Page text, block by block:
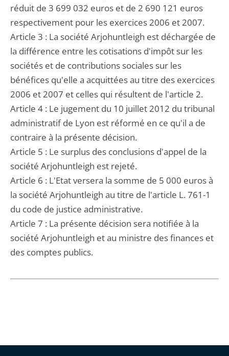
réduit de 3 699 032 euros et de 2 690 121 euros
respectivement pour les exercices 2006 et 2007.
Article 3 : La société Arjohuntleigh est déchargée de
la différence entre les cotisations d'impôt sur les
sociétés et de contributions sociales sur les
bénéfices qu'elle a acquittées au titre des exercices
2006 et 2007 et celles qui résultent de l'article 2.
Article 4 : Le jugement du 10 juillet 2012 du tribunal
administratif de Lyon est réformé en ce qu'il a de
contraire à la présente décision.
Article 5 : Le surplus des conclusions d'appel de la
société Arjohuntleigh est rejeté.
Article 6 : L'Etat versera la somme de 5 000 euros à
la société Arjohuntleigh au titre de l'article L. 761-1
du code de justice administrative.
Article 7 : La présente décision sera notifiée à la
société Arjohuntleigh et au ministre des finances et
des comptes publics.